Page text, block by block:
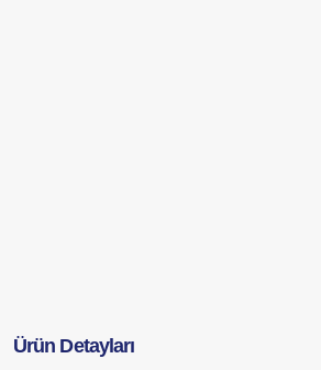
Ürün Detayları